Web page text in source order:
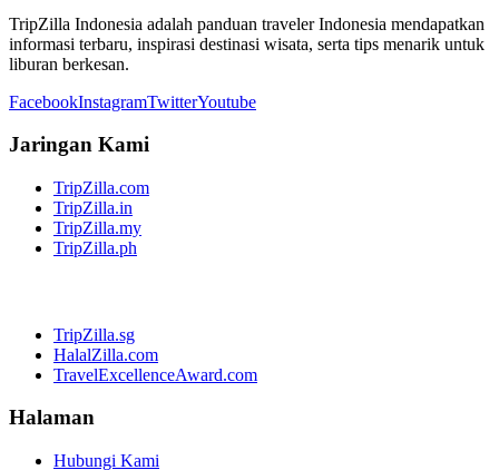
TripZilla Indonesia adalah panduan traveler Indonesia mendapatkan
informasi terbaru, inspirasi destinasi wisata, serta tips menarik untuk
liburan berkesan.
FacebookInstagramTwitterYoutube
Jaringan Kami
TripZilla.com
TripZilla.in
TripZilla.my
TripZilla.ph
TripZilla.sg
HalalZilla.com
TravelExcellenceAward.com
Halaman
Hubungi Kami